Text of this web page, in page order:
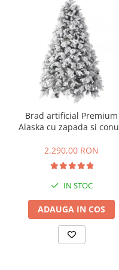
Brad artificial Premium
Alaska cu zapada si
2.290,00 RON
IN STOC
ADAUGA IN COS